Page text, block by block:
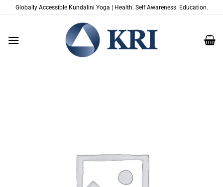
SaltarGlobally Accessible Kundalini Yoga | Health. Self Awareness. Education.